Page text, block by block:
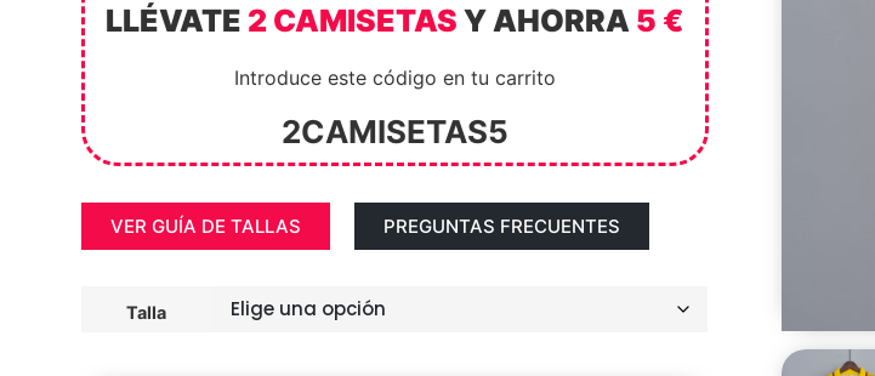
LLÉVATE 2 CAMISETAS Y AHORRA 5 €
Introduce este código en tu carrito
2CAMISETAS5
VER GUÍA DE TALLAS PREGUNTAS FRECUENTES
Talla